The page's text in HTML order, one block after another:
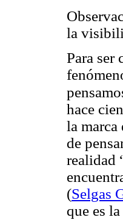
la
Para ser
hace
la
de
realidad
(Selgas
que es